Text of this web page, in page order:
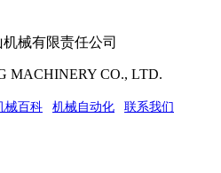
械有限责任公司
MACHINERY CO., LTD.
械百科 机械自动化 联系我们